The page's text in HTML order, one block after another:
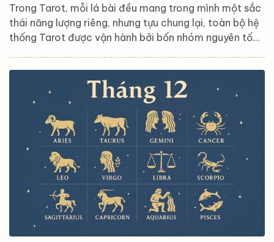
Trong Tarot, mỗi lá bài đều mang trong mình một sắc
thái năng lượng riêng, nhưng tựu chung lại, toàn bộ hệ
thống Tarot được vận hành bởi bốn nhóm nguyên tố
tảng để hiểu ý nghĩa từng lá bài, mà còn là chìa khóa
giúp người đọc kết nối sâu hơn với thông điệp của trải
bài. Bốn nguyên tố này tạo thành một vòng tròn cân
bằng: Lửa khơi dậy hành động và đam mê. Đất đem
lại sự ổn định và vật chất....